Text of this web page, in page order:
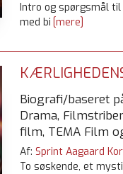
Intro og spørgsmål
med bi [mere]
Biografi/baseret
Drama,
film, TEMA Film
Af: Sprint Aagaard
To søskende, et